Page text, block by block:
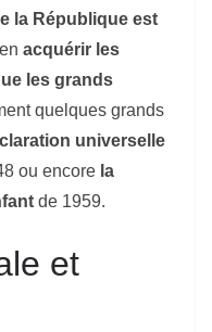
la République est
en acquérir les
les grands
quelques grands
universelle
ou encore la
de 1959.
et